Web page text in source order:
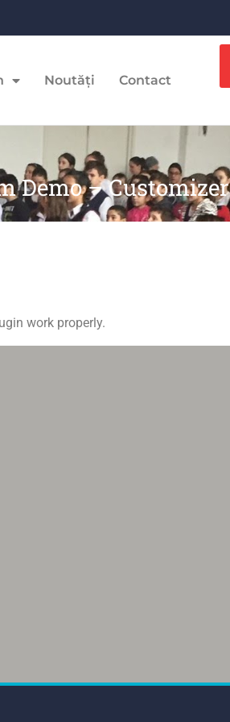
Noutăți Contact
Demo – Customizer
work properly.